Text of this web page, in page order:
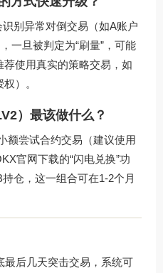
别异常对倒交易（如A账户
一旦被判定为“刷量”，可能
使用真实的策略交易，如
）。
）最该做什么？
额尝试合约交易（建议使用
官网下载的“闪电兑换”功
仓，这一组合可在1-2个月
最后几天突击交易，系统可